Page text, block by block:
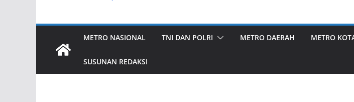
METRO NASIONAL TNI DAN POLRI METRO DAERAH METRO
SUSUNAN REDAKSI